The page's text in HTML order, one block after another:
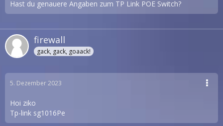
Hast du genauere Angaben zum TP Link POE Switch?
firewall
gack, gack, goaack!
5. Dezember 2023
Hoi ziko
Tp-link sg1016Pe